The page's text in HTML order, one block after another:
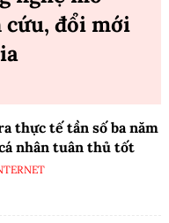
đổi mới
thực tế tần số ba năm
nhân tuân thủ tốt